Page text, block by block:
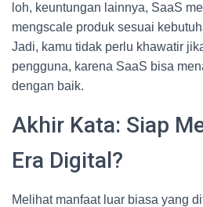
loh, keuntungan lainnya, SaaS
mengscale produk sesuai
Jadi, kamu tidak perlu khawatir
pengguna, karena SaaS bisa
dengan baik.
Akhir Kata: Siap
Era Digital?
Melihat manfaat luar biasa yang